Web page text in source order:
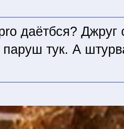
даётбся?
паруш тук. А